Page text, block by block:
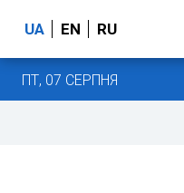
UA EN RU
ПТ, 07 СЕРПНЯ